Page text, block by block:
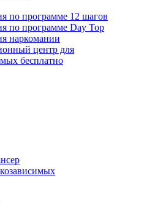
по программе 12 шагов
по программе Day Top
наркомании
центр для
бесплатно